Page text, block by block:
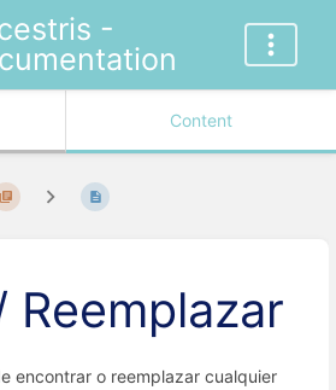
-
Content
Reemplazar
encontrar o reemplazar cualquier